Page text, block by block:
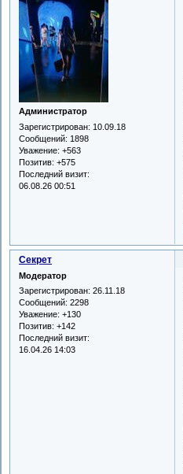
Администратор
Зарегистрирован: 10.09.18
Сообщений: 1898
Уважение: +563
Позитив: +575
Последний визит:
06.08.26 00:51
Секрет
Модератор
Зарегистрирован: 26.11.18
Сообщений: 2298
Уважение: +130
Позитив: +142
Последний визит:
16.04.26 14:03